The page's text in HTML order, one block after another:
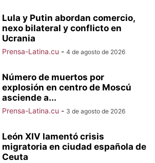
Lula y Putin abordan comercio,
nexo bilateral y conflicto en
Ucrania
Prensa-Latina.cu - 4 de agosto de 2026
Número de muertos por
explosión en centro de Moscú
asciende a...
Prensa-Latina.cu - 3 de agosto de 2026
León XIV lamentó crisis
migratoria en ciudad española de
Ceuta